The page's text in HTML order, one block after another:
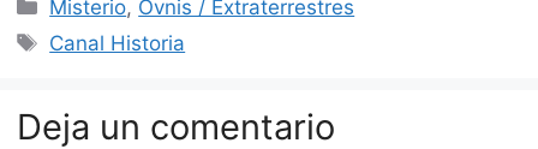
Misterio, Ovnis / Extraterrestres
Etiquetas
Canal Historia
Deja un comentario